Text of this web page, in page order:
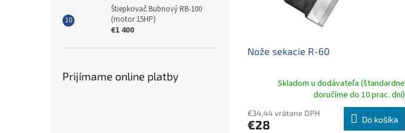
Štiepkovač Bubnový RB-100
(motor 15HP)
€1 400
Prijímame online platby
Nože sekacie R-60
Skladom u dodávateľa (štandardne
doručíme do 10 prac. dní)
€34,44 vrátane DPH
€28 Do košíka